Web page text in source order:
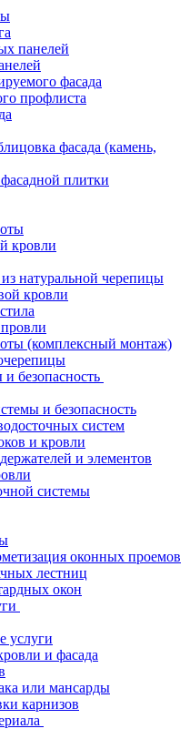
панелей
фасада
профлиста
фасада (камень,
плитки
кровли
натуральной черепицы
кровли
(комплексный монтаж)
безопасность
и безопасность
систем
и кровли
и элементов
системы
оконных проемов
лестниц
окон
услуги
и фасада
или мансарды
карнизов